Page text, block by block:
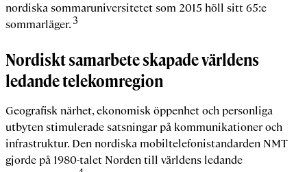
nordiska sommaruniversitetet som 2015 höll sitt 65:e
sommarläger. 3
Nordiskt samarbete skapade världens
ledande telekomregion
Geografisk närhet, ekonomisk öppenhet och personliga
utbyten stimulerade satsningar på kommunikationer och
infrastruktur. Den nordiska mobiltelefonistandarden NMT
gjorde på 1980-talet Norden till världens ledande